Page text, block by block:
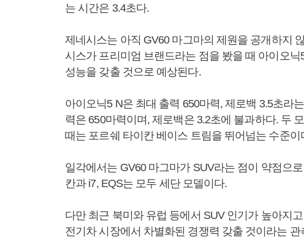
는 시간은 3.4초다.
제네시스는 아직 GV60 마그마의 제원을 공개하지
시스가 프리미엄 브랜드라는 점을 봤을 때 아이오
성능을 갖출 것으로 예상된다.
아이오닉5 N은 최대 출력 650마력, 제로백 3.5초라
력은 650마력이며, 제로백은 3.2초에 불과하다. 두
때는 포르쉐 타이칸 베이스 트림을 뛰어넘는 수준이
일각에서는 GV60 마그마가 SUV라는 점이 약점으
칸과 i7, EQS는 모두 세단 모델이다.
다만 최근 북미와 유럽 등에서 SUV 인기가 높아지
전기차 시장에서 차별화된 경쟁력 갖출 것이라는 관